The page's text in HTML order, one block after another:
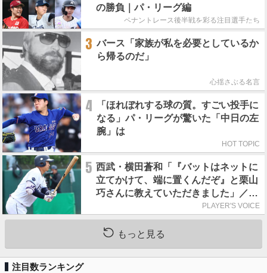
の勝負｜パ・リーグ編
ペナントレース後半戦を彩る注目選手たち
3 バース「家族が私を必要としているか
ら帰るのだ」
心揺さぶる名言
4
「ほれぼれする球の質。すごい投手に
なる」パ・リーグが驚いた「中日の左
腕」は
HOT TOPIC
5 西武・横田蒼和「『バットはネットに
立てかけて、端に置くんだぞ』と栗山
巧さんに教えていただきました」／憧
PLAYER'S VOICE
もっと見る
注目数ランキング